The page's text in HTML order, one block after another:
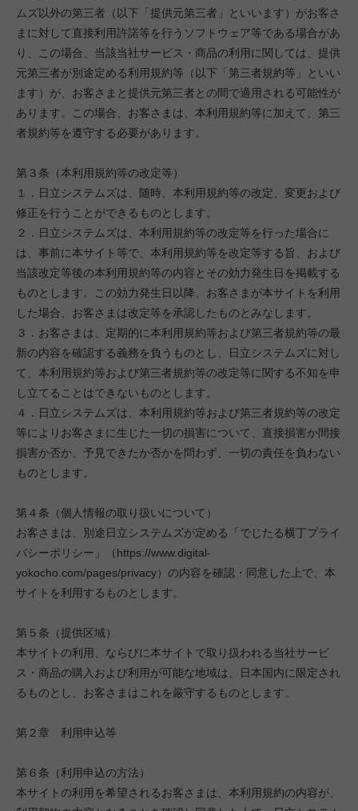
ムズ以外の第三者（以下「提供元第三者」といいます）がお客さ
まに対して直接利用許諾等を行うソフトウェア等である場合があ
り、この場合、当該当社サービス・商品の利用に関しては、提供
元第三者が別途定める利用規約等（以下「第三者規約等」といい
ます）が、お客さまと提供元第三者との間で適用される可能性が
あります。この場合、お客さまは、本利用規約等に加えて、第三
者規約等を遵守する必要があります。
第３条（本利用規約等の改定等）
１．日立システムズは、随時、本利用規約等の改定、変更および
修正を行うことができるものとします。
２．日立システムズは、本利用規約等の改定等を行った場合に
は、事前に本サイト等で、本利用規約等を改定等する旨、および
当該改定等後の本利用規約等の内容とその効力発生日を掲載する
ものとします。この効力発生日以降、お客さまが本サイトを利用
した場合、お客さまは改定等を承認したものとみなします。
３．お客さまは、定期的に本利用規約等および第三者規約等の最
新の内容を確認する義務を負うものとし、日立システムズに対し
て、本利用規約等および第三者規約等の改定等に関する不知を申
し立てることはできないものとします。
４．日立システムズは、本利用規約等および第三者規約等の改定
等によりお客さまに生じた一切の損害について、直接損害か間接
損害か否か、予見できたか否かを問わず、一切の責任を負わない
ものとします。
第４条（個人情報の取り扱いについて）
お客さまは、別途日立システムズが定める「でじたる横丁プライ
バシーポリシー」（https://www.digital-
yokocho.com/pages/privacy）の内容を確認・同意した上で、本
サイトを利用するものとします。
第５条（提供区域）
本サイトの利用、ならびに本サイトで取り扱われる当社サービ
ス・商品の購入および利用が可能な地域は、日本国内に限定され
るものとし、お客さまはこれを厳守するものとします。
第２章 利用申込等
第６条（利用申込の方法）
本サイトの利用を希望されるお客さまは、本利用規約の内容が、